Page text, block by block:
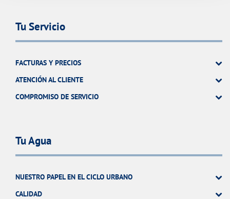
Tu Servicio
FACTURAS Y PRECIOS
ATENCIÓN AL CLIENTE
COMPROMISO DE SERVICIO
Tu Agua
NUESTRO PAPEL EN EL CICLO URBANO
CALIDAD